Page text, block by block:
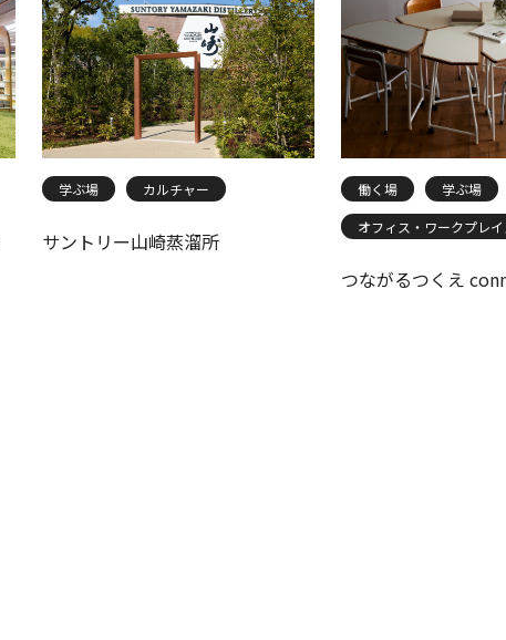
学ぶ場 カルチャー
サントリー山崎蒸溜所
働く場
学ぶ場
オフィス・ワークプレ
つながるつくえ